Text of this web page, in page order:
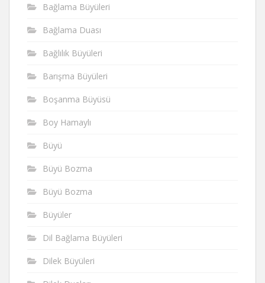
Bağlama Büyüleri
Bağlama Duası
Bağlılık Büyüleri
Barışma Büyüleri
Boşanma Büyüsü
Boy Hamaylı
Büyü
Büyü Bozma
Büyü Bozma
Büyüler
Dil Bağlama Büyüleri
Dilek Büyüleri